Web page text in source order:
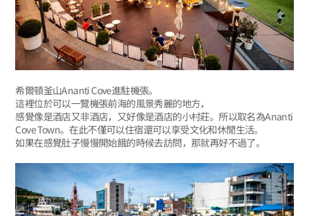
希爾頓釜山Ananti Cove進駐機張。
這裡位於可以一覽機張前海的風景秀麗的地方，
感覺像是酒店又非酒店，又好像是酒店的小村莊。所以取名為Ananti
Cove Town。在此不僅可以住宿還可以享受文化和休閒生活。
如果在感覺肚子慢慢開始餓的時候去訪問，那就再好不過了。